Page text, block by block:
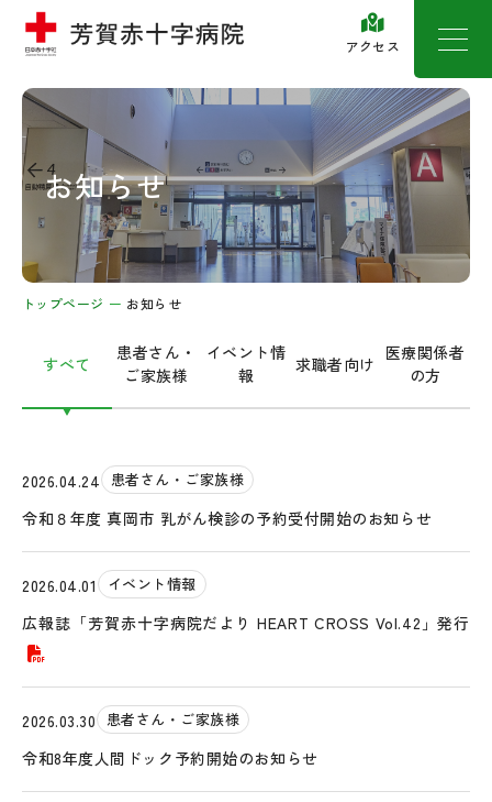
アクセス
お知らせ
トップページ お知らせ
すべて
患者さん・
ご家族様
イベント情
報
求職者向け
医療関係者
の方
2026.04.24 患者さん・ご家族様
令和８年度 真岡市 乳がん検診の予約受付開始のお知らせ
2026.04.01 イベント情報
広報誌「芳賀赤十字病院だより HEART CROSS Vol.42」発行
2026.03.30 患者さん・ご家族様
令和8年度人間ドック予約開始のお知らせ